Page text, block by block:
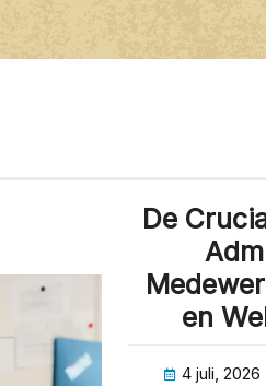
De
en
4 juli, 2026